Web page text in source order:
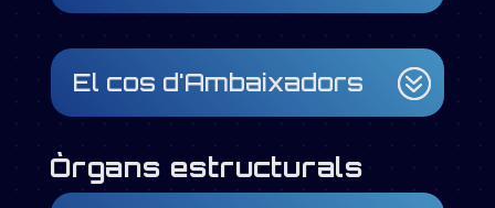
El cos d'Ambaixadors
Òrgans estructurals